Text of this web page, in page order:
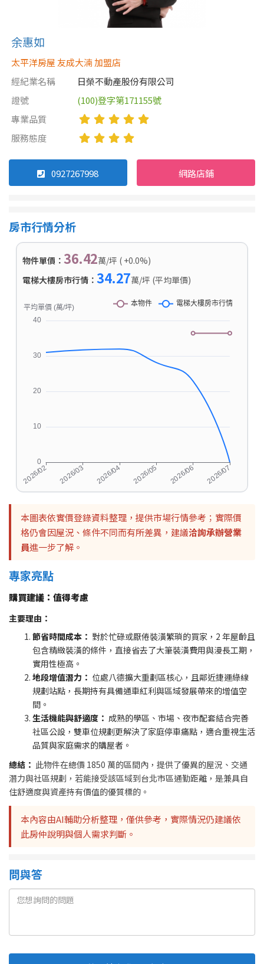
余惠如
太平洋房屋 友成大湳 加盟店
經紀業名稱
日榮不動產股份有限公司
證號
(100)登字第171155號
專業品質
服務態度
0927267998 網路店鋪
房市行情分析
物件單價： 36.42萬/坪 ( +0.0%)
電梯大樓房市行情： 34.27萬/坪 (平均單價)
本圖表依實價登錄資料整理，提供市場行情參考；實際價
格仍會因屋況、條件不同而有所差異，建議洽詢承辦營業
員進一步了解。
專家亮點
購買建議：值得考慮
主要理由：
節省時間成本： 對於忙碌或厭倦裝潢繁瑣的買家，2 年屋齡且
包含精緻裝潢的條件，直接省去了大筆裝潢費用與漫長工期，
實用性極高。
地段增值潛力： 位處八德擴大重劃區核心，且鄰近捷運綠線
規劃站點，長期持有具備通車紅利與區域發展帶來的增值空
間。
生活機能與舒適度： 成熟的學區、市場、夜市配套結合完善
社區公設，雙車位規劃更解決了家庭停車痛點，適合重視生活
品質與家庭需求的購屋者。
總結： 此物件在總價 1850 萬的區間內，提供了優異的屋況、交通
潛力與社區規劃，若能接受該區域到台北市區通勤距離，是兼具自
住舒適度與資產持有價值的優質標的。
本內容由AI輔助分析整理，僅供參考，實際情況仍建議依
此房仲說明與個人需求判斷。
問與答